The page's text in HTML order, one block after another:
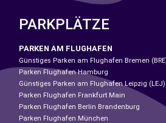
PARKPLÄTZE
PARKEN AM FLUGHAFEN
Günstiges Parken am Flughafen Bremen
Parken Flughafen Hamburg
Günstiges Parken am Flughafen Leipzig (LEJ)
Parken Flughafen Frankfurt Main
Parken Flughafen Berlin Brandenburg
Parken Flughafen München